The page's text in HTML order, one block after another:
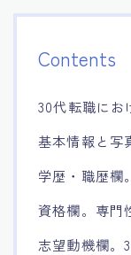
14.デジタル化
Contents
30代転職にお
基本情報と写
学歴・職歴欄
資格欄。専門
志望動機欄。